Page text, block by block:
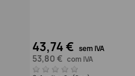
43,74 € sem IVA
53,80 € com IVA